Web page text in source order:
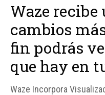
Waze recibe
cambios
fin podrás
que hay en
Waze Incorpora